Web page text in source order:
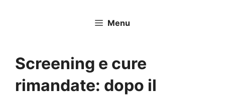
Menu
Screening e cure
rimandate: dopo il